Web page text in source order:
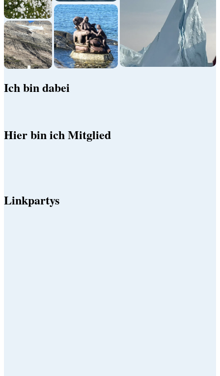
Ich bin dabei
Hier bin ich Mitglied
Linkpartys